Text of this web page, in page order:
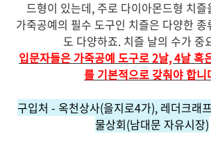
드형이 있는데, 주로 다이아몬드형 치
가죽공예의 필수 도구인 치즐은 다양한 종
도 다양하죠. 치즐 날의 수가 중
입문자들은 가죽공예 도구로2날, 4날 혹
를 기본적으로 갖춰야 합니
구입처 - 옥천상사(을지로4가), 레더크래
물상회(남대문 자유시장)